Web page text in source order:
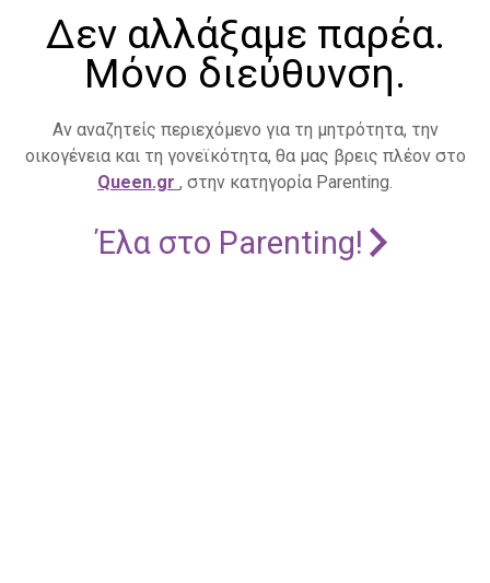
Δεν αλλάξαμε παρέα.
Μόνο διεύθυνση.
Αν αναζητείς περιεχόμενο για τη μητρότητα, την
οικογένεια και τη γονεϊκότητα, θα μας βρεις πλέον στο
Queen.gr , στην κατηγορία Parenting.
Έλα στο Parenting!